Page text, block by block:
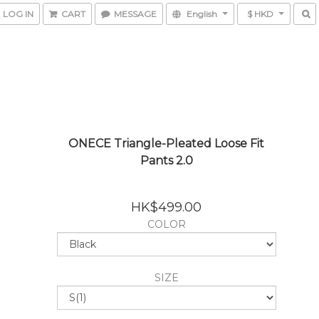
LOG IN CART MESSAGE English $ HKD
ONECE Triangle-Pleated Loose Fit
Pants 2.0
HK$499.00
COLOR
SIZE